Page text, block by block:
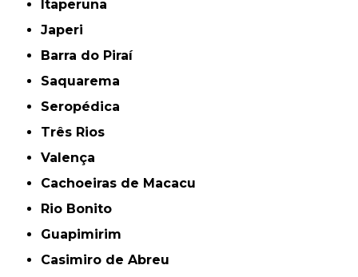
Itaperuna
Japeri
Barra do Piraí
Saquarema
Seropédica
Três Rios
Valença
Cachoeiras de Macacu
Rio Bonito
Guapimirim
Casimiro de Abreu